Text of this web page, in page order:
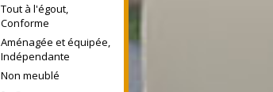
Tout à l'égout,
Conforme
Aménagée et équipée,
Indépendante
Non meublé